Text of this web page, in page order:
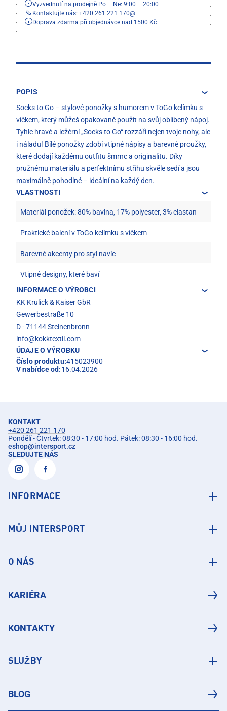
Vyzvednutí na prodejně Po – Ne: 9:00 – 20:00
Kontaktujte nás: +420 261 221 170@
Doprava zdarma při objednávce nad 1500 Kč
POPIS
Socks to Go – stylové ponožky s humorem v ToGo kelímku s
víčkem, který můžeš opakovaně použít na svůj oblíbený nápoj.
Tyhle hravé a ležérní „Socks to Go“ rozzáří nejen tvoje nohy, ale
i náladu! Bílé ponožky zdobí vtipné nápisy a barevné proužky,
které dodají každému outfitu šmrnc a originalitu. Díky
pružnému materiálu a perfektnímu střihu skvěle sedí a jsou
maximálně pohodlné – ideální na každý den.
VLASTNOSTI
Materiál ponožek: 80% bavlna, 17% polyester, 3% elastan
Praktické balení v ToGo kelímku s víčkem
Barevné akcenty pro styl navíc
Vtipné designy, které baví
INFORMACE O VÝROBCI
KK Krulick & Kaiser GbR
Gewerbestraße 10
D - 71144 Steinenbronn
info@kokktextil.com
ÚDAJE O VÝROBKU
Číslo produktu:415023900
V nabídce od:16.04.2026
KONTAKT
+420 261 221 170
Pondělí - Čtvrtek: 08:30 - 17:00 hod. Pátek: 08:30 - 16:00 hod.
eshop@intersport.cz
SLEDUJTE NÁS
INFORMACE
MŮJ INTERSPORT
O NÁS
KARIÉRA
KONTAKTY
SLUŽBY
BLOG